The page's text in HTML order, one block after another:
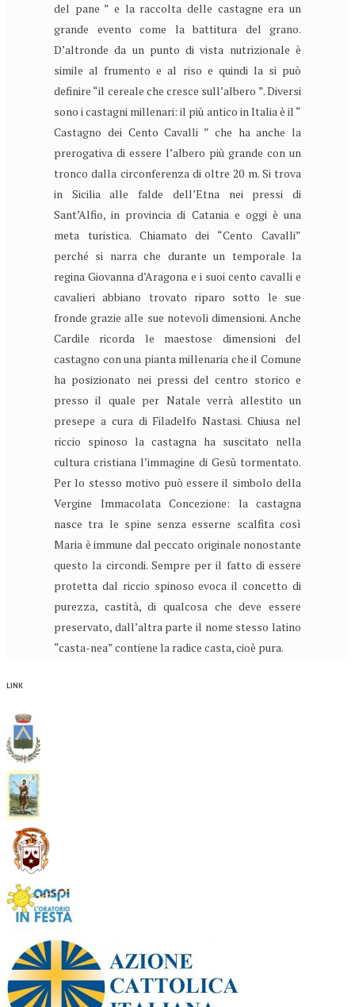
del pane ” e la raccolta delle castagne era un
grande evento come la battitura del grano.
D’altronde da un punto di vista nutrizionale è
simile al frumento e al riso e quindi la si può
definire “il cereale che cresce sull’albero ”. Diversi
sono i castagni millenari: il più antico in Italia è il “
Castagno dei Cento Cavalli ” che ha anche la
prerogativa di essere l’albero più grande con un
tronco dalla circonferenza di oltre 20 m. Si trova
in Sicilia alle falde dell’Etna nei pressi di
Sant’Alfio, in provincia di Catania e oggi è una
meta turistica. Chiamato dei “Cento Cavalli”
perché si narra che durante un temporale la
regina Giovanna d’Aragona e i suoi cento cavalli e
cavalieri abbiano trovato riparo sotto le sue
fronde grazie alle sue notevoli dimensioni. Anche
Cardile ricorda le maestose dimensioni del
castagno con una pianta millenaria che il Comune
ha posizionato nei pressi del centro storico e
presso il quale per Natale verrà allestito un
presepe a cura di Filadelfo Nastasi. Chiusa nel
riccio spinoso la castagna ha suscitato nella
cultura cristiana l’immagine di Gesù tormentato.
Per lo stesso motivo può essere il simbolo della
Vergine Immacolata Concezione: la castagna
nasce tra le spine senza esserne scalfita così
Maria è immune dal peccato originale nonostante
questo la circondi. Sempre per il fatto di essere
protetta dal riccio spinoso evoca il concetto di
purezza, castità, di qualcosa che deve essere
preservato, dall’altra parte il nome stesso latino
“casta-nea” contiene la radice casta, cioè pura.
LINK